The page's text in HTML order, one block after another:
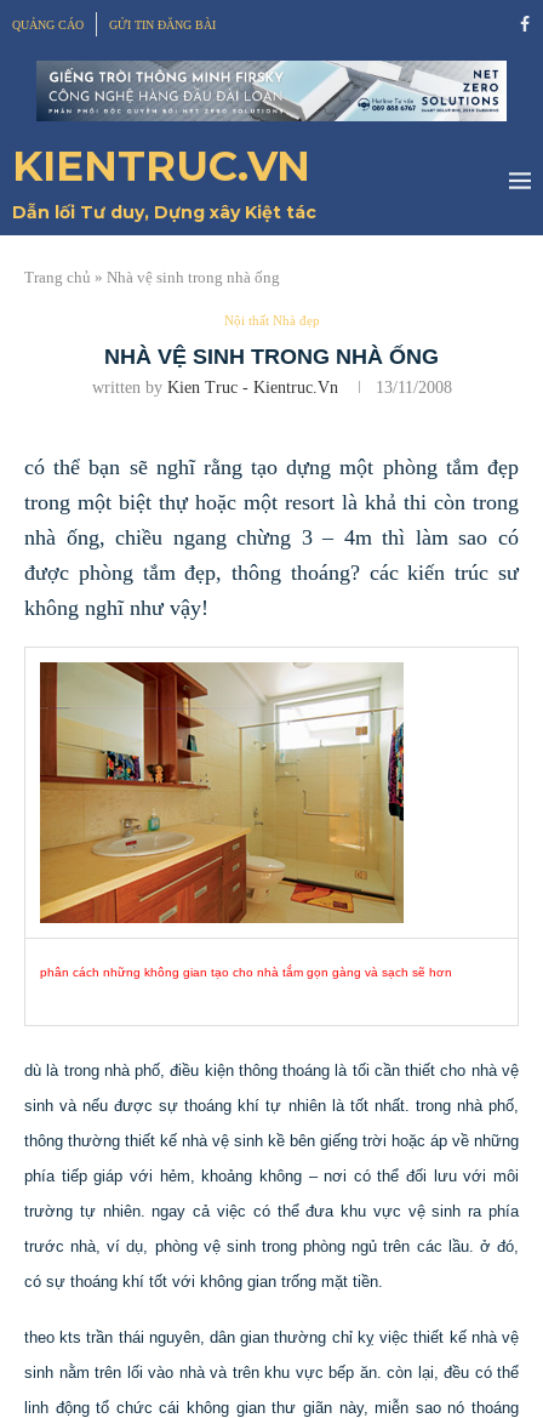
QUẢNG CÁO GỬI TIN ĐĂNG BÀI
KIENTRUC.VN
Dẫn lối Tư duy, Dựng xây Kiệt tác
Trang chủ » Nhà vệ sinh trong nhà ống
Nội thất Nhà đẹp
NHÀ VỆ SINH TRONG NHÀ ỐNG
written by Kien Truc - Kientruc.vn 13/11/2008
có thể bạn sẽ nghĩ rằng tạo dựng một phòng tắm đẹp
trong một biệt thự hoặc một resort là khả thi còn trong
nhà ống, chiều ngang chừng 3 – 4m thì làm sao có
được phòng tắm đẹp, thông thoáng? các kiến trúc sư
không nghĩ như vậy!
phân cách những không gian tạo cho nhà tắm gọn gàng và sạch sẽ hơn
dù là trong nhà phố, điều kiện thông thoáng là tối cần thiết cho nhà vệ
sinh và nếu được sự thoáng khí tự nhiên là tốt nhất. trong nhà phố,
thông thường thiết kế nhà vệ sinh kề bên giếng trời hoặc áp về những
phía tiếp giáp với hẻm, khoảng không – nơi có thể đối lưu với môi
trường tự nhiên. ngay cả việc có thể đưa khu vực vệ sinh ra phía
trước nhà, ví dụ, phòng vệ sinh trong phòng ngủ trên các lầu. ở đó,
có sự thoáng khí tốt với không gian trống mặt tiền.
theo kts trần thái nguyên, dân gian thường chỉ kỵ việc thiết kế nhà vệ
sinh nằm trên lối vào nhà và trên khu vực bếp ăn. còn lại, đều có thể
linh động tổ chức cái không gian thư giãn này, miễn sao nó thoáng